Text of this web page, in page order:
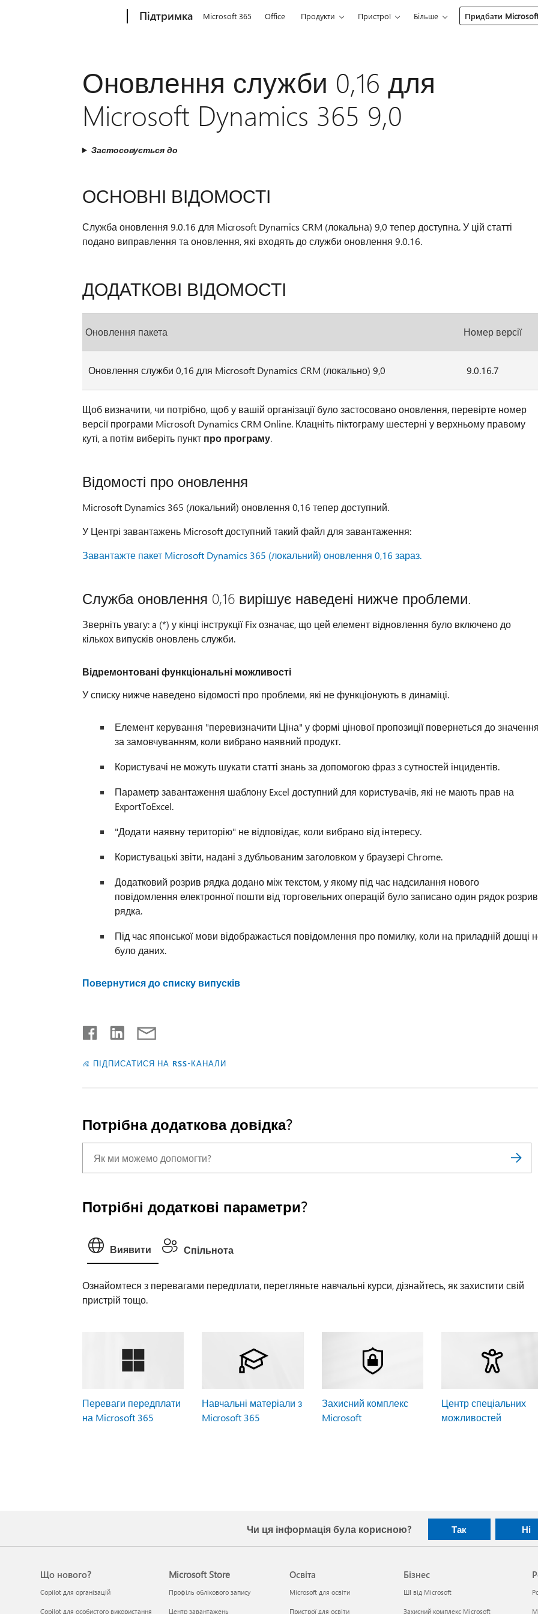
Підтримка Microsoft 365 Office Продукти Пристрої Більше Придбати
Оновлення служби 0,16 для
Microsoft Dynamics 365 9,0
Застосовується до
ОСНОВНІ ВІДОМОСТІ
Служба оновлення 9.0.16 для Microsoft Dynamics CRM (локальна) 9,0 тепер доступна. У цій статті
подано виправлення та оновлення, які входять до служби оновлення 9.0.16.
ДОДАТКОВІ ВІДОМОСТІ
Оновлення пакета Номер версії
Оновлення служби 0,16 для Microsoft Dynamics CRM (локально) 9,0 9.0.16.7
Щоб визначити, чи потрібно, щоб у вашій організації було застосовано оновлення, перевірте номер
версії програми Microsoft Dynamics CRM Online. Клацніть піктограму шестерні у верхньому правому
куті, а потім виберіть пункт про програму.
Відомості про оновлення
Microsoft Dynamics 365 (локальний) оновлення 0,16 тепер доступний.
У Центрі завантажень Microsoft доступний такий файл для завантаження:
Завантажте пакет Microsoft Dynamics 365 (локальний) оновлення 0,16 зараз.
Служба оновлення 0,16 вирішує наведені нижче проблеми.
Зверніть увагу: a (*) у кінці інструкції Fix означає, що цей елемент відновлення було включено до
кількох випусків оновлень служби.
Відремонтовані функціональні можливості
У списку нижче наведено відомості про проблеми, які не функціонують в динаміці.
Елемент керування "перевизначити Ціна" у формі цінової пропозиції повернеться до
за замовчуванням, коли вибрано наявний продукт.
Користувачі не можуть шукати статті знань за допомогою фраз з сутностей інцидентів.
Параметр завантаження шаблону Excel доступний для користувачів, які не мають прав на
ExportToExcel.
"Додати наявну територію" не відповідає, коли вибрано від інтересу.
Користувацькі звіти, надані з дубльованим заголовком у браузері Chrome.
Додатковий розрив рядка додано між текстом, у якому під час надсилання нового
повідомлення електронної пошти від торговельних операцій було записано один рядок
рядка.
Під час японської мови відображається повідомлення про помилку, коли на приладній дошці
було даних.
Повернутися до списку випусків
ПІДПИСАТИСЯ НА RSS-КАНАЛИ
Потрібна додаткова довідка?
Потрібні додаткові параметри?
Виявити Спільнота
Ознайомтеся з перевагами передплати, перегляньте навчальні курси, дізнайтесь, як захистити свій
пристрій тощо.
Переваги передплати
на Microsoft 365
Навчальні матеріали з
Microsoft 365
Захисний комплекс
Microsoft
Центр спеціальних
можливостей
Чи ця інформація була корисною? Так Ні
Що нового?
Copilot для організацій
Copilot для особистого використання
Microsoft Store
Профіль облікового запису
Центр завантажень
Освіта
Microsoft для освіти
Пристрої для освіти
Бізнес
ШІ від Microsoft
Захисний комплекс Microsoft